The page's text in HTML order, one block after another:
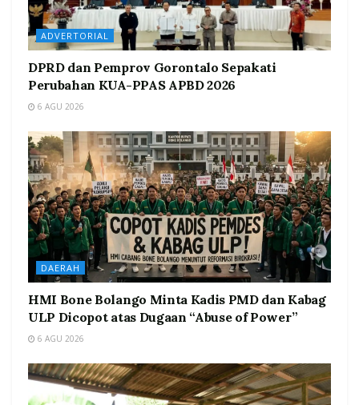
ADVERTORIAL
DPRD dan Pemprov Gorontalo Sepakati
Perubahan KUA-PPAS APBD 2026
6 AGU 2026
DAERAH
HMI Bone Bolango Minta Kadis PMD dan Kabag
ULP Dicopot atas Dugaan “Abuse of Power”
6 AGU 2026